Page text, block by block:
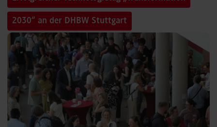
2030“ an der DHBW Stuttgart